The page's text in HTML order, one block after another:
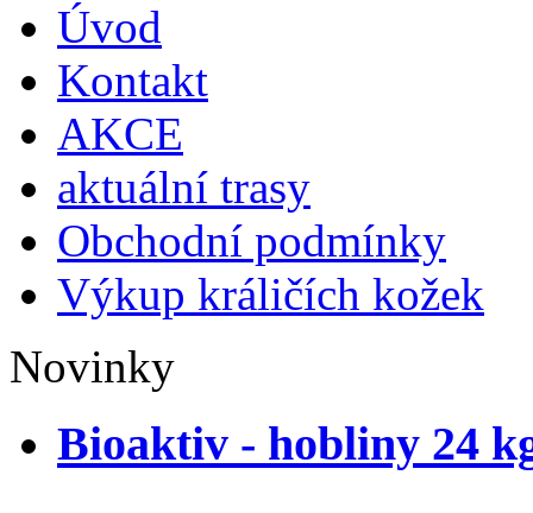
Úvod
Kontakt
AKCE
aktuální trasy
Obchodní podmínky
Výkup králičích kožek
Novinky
Bioaktiv - hobliny 24